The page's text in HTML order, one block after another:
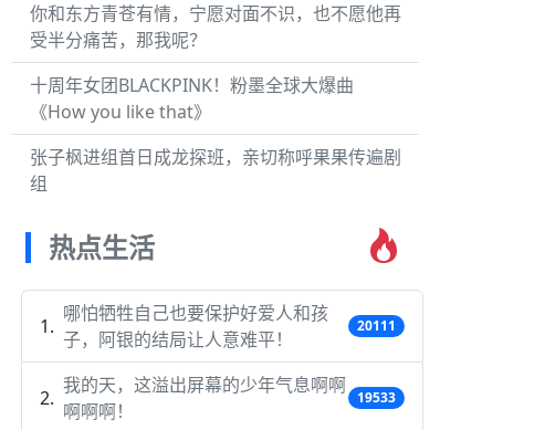
你和东方青苍有情，宁愿对面不识，也不愿他再
受半分痛苦，那我呢？
十周年女团BLACKPINK！粉墨全球大爆曲
《How you like that》
张子枫进组首日成龙探班，亲切称呼果果传遍剧
组
热点生活
哪怕牺牲自己也要保护好爱人和孩
子，阿银的结局让人意难平！
20111
我的天，这溢出屏幕的少年气息啊啊
啊啊啊！
19533